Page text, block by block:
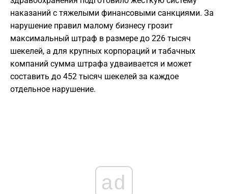
наказаний с тяжелыми финансовыми санкциями. За
нарушение правил малому бизнесу грозит
максимальный штраф в размере до 226 тысяч
шекелей, а для крупных корпораций и табачных
компаний сумма штрафа удваивается и может
составить до 452 тысяч шекелей за каждое
отдельное нарушение.
ad